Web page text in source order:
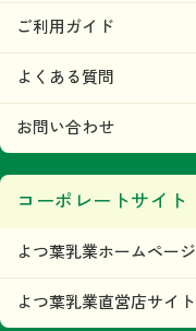
ご利用ガイド
よくある質問
お問い合わせ
コーポレートサイト
よつ葉乳業ホームページ
よつ葉乳業直営店サイト